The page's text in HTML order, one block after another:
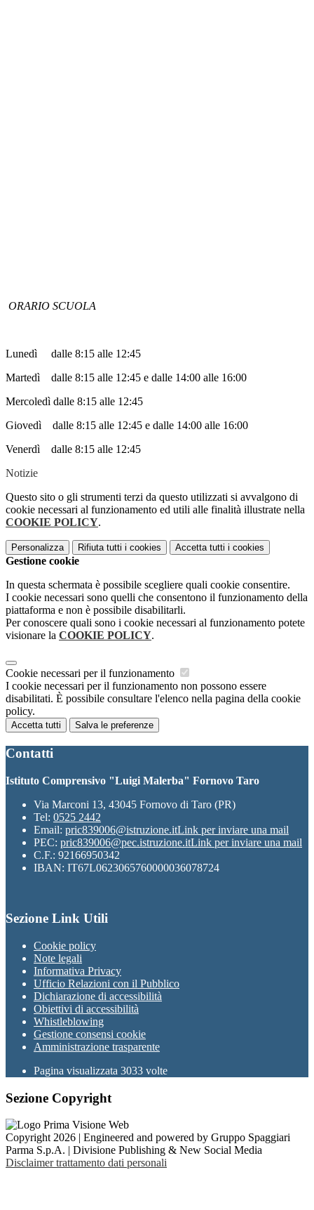
ORARIO SCUOLA
Lunedì dalle 8:15 alle 12:45
Martedì dalle 8:15 alle 12:45 e dalle 14:00 alle 16:00
Mercoledì dalle 8:15 alle 12:45
Giovedì dalle 8:15 alle 12:45 e dalle 14:00 alle 16:00
Venerdì dalle 8:15 alle 12:45
Notizie
Questo sito o gli strumenti terzi da questo utilizzati si avvalgono di
cookie necessari al funzionamento ed utili alle finalità illustrate nella
COOKIE POLICY.
Personalizza Rifiuta tutti i cookies Accetta tutti i cookies
Gestione cookie
In questa schermata è possibile scegliere quali cookie consentire.
I cookie necessari sono quelli che consentono il funzionamento della
piattaforma e non è possibile disabilitarli.
Per conoscere quali sono i cookie necessari al funzionamento potete
visionare la COOKIE POLICY.
Cookie necessari per il funzionamento
I cookie necessari per il funzionamento non possono essere
disabilitati. È possibile consultare l'elenco nella pagina della cookie
policy.
Accetta tutti Salva le preferenze
Contatti
Istituto Comprensivo "Luigi Malerba" Fornovo Taro
Via Marconi 13, 43045 Fornovo di Taro (PR)
Tel: 0525 2442
Email: pric839006@istruzione.itLink per inviare una mail
PEC: pric839006@pec.istruzione.itLink per inviare una mail
C.F.: 92166950342
IBAN: IT67L0623065760000036078724
Sezione Link Utili
Cookie policy
Note legali
Informativa Privacy
Ufficio Relazioni con il Pubblico
Dichiarazione di accessibilità
Obiettivi di accessibilità
Whistleblowing
Gestione consensi cookie
Amministrazione trasparente
Pagina visualizzata 3033 volte
Sezione Copyright
Copyright 2026 | Engineered and powered by Gruppo Spaggiari
Parma S.p.A. | Divisione Publishing & New Social Media
Disclaimer trattamento dati personali